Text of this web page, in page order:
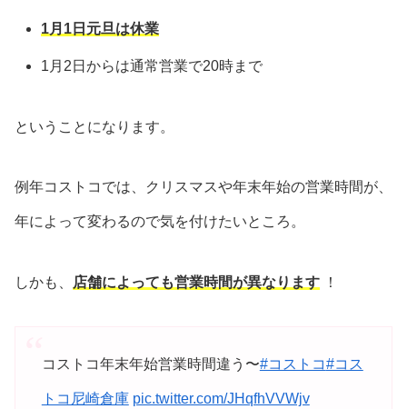
1月1日元旦は休業
1月2日からは通常営業で20時まで
ということになります。
例年コストコでは、クリスマスや年末年始の営業時間が、
年によって変わるので気を付けたいところ。
しかも、 店舗によっても営業時間が異なります ！
コストコ年末年始営業時間違う〜#コストコ#コス
トコ尼崎倉庫 pic.twitter.com/JHqfhVVWjv